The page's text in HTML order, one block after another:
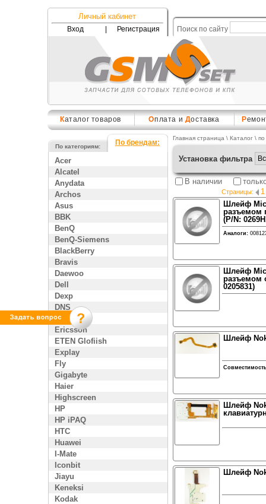
Личный кабинет
Вход Регистрация Поиск по сайту
Каталог товаров Оплата и Доставка Р
По категориям: По брендам:
Acer
Alcatel
Anydata
Archos
Asus
BBK
BenQ
BenQ-Siemens
BlackBerry
Bravis
Daewoo
Dell
Dexp
DNS
Enol
Ericsson
ETEN Glofiish
Explay
Fly
Gigabyte
Haier
Highscreen
HP
HP iPAQ
HTC
Huawei
I-Mate
Iconbit
Jiayu
Keneksi
Kodak
Главная страница \ Каталог\ по
Установка фильтра
В наличии
Страницы:
1
Шлейф
разъемом
(P/N:
Аналоги:
Шлейф
разъемом
0205831)
Шлейф
Шлейф
Шлейф